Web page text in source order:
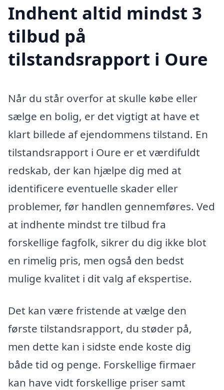
Indhent altid mindst 3
tilbud på
tilstandsrapport i Oure
Når du står overfor at skulle købe eller
sælge en bolig, er det vigtigt at have et
klart billede af ejendommens tilstand. En
tilstandsrapport i Oure er et værdifuldt
redskab, der kan hjælpe dig med at
identificere eventuelle skader eller
problemer, før handlen gennemføres. Ved
at indhente mindst tre tilbud fra
forskellige fagfolk, sikrer du dig ikke blot
en rimelig pris, men også den bedst
mulige kvalitet i dit valg af ekspertise.
Det kan være fristende at vælge den
første tilstandsrapport, du støder på,
men dette kan i sidste ende koste dig
både tid og penge. Forskellige firmaer
kan have vidt forskellige priser samt